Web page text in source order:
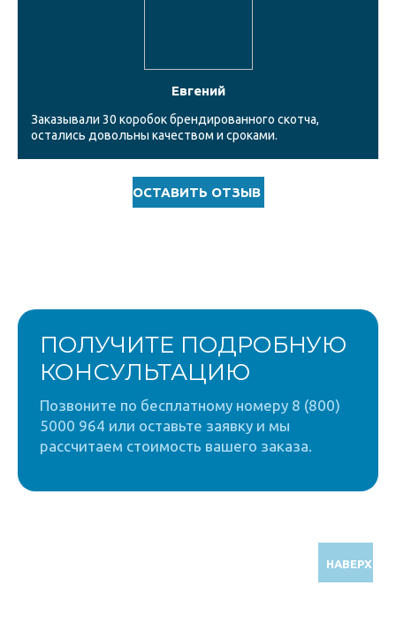
Евгений
Заказывали 30 коробок брендированного скотча,
остались довольны качеством и сроками.
ОСТАВИТЬ ОТЗЫВ
ПОЛУЧИТЕ ПОДРОБНУЮ
КОНСУЛЬТАЦИЮ
Позвоните по бесплатному номеру 8 (800)
5000 964 или оставьте заявку и мы
рассчитаем стоимость вашего заказа.
НАВЕРХ